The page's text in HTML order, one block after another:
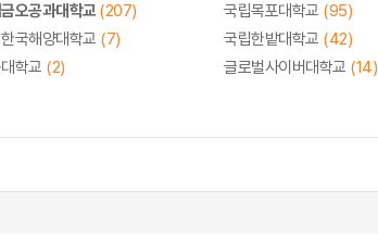
오공과대학교(207) 국립목포대학교 (95)
국해양대학교 (7) 국립한밭대학교 (42)
학교 (2) 글로벌사이버대학교 (14)